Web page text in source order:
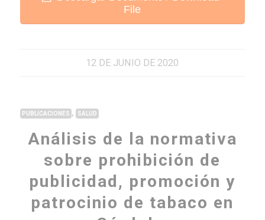
File
12 DE JUNIO DE 2020
PUBLICACIONES , SALUD
Análisis de la normativa
sobre prohibición de
publicidad, promoción y
patrocinio de tabaco en